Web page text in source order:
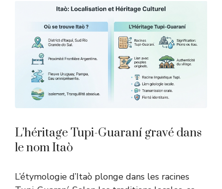
L’héritage Tupi-Guaraní gravé dans
le nom Itaò
L’étymologie d’Itaò plonge dans les racines